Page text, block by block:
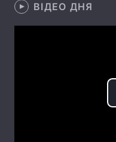
Інтерв'ю
ВІДЕО ДНЯ